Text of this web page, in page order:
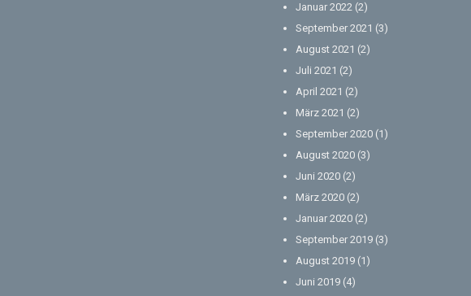
Januar 2022 (2)
September 2021 (3)
August 2021 (2)
Juli 2021 (2)
April 2021 (2)
März 2021 (2)
September 2020 (1)
August 2020 (3)
Juni 2020 (2)
März 2020 (2)
Januar 2020 (2)
September 2019 (3)
August 2019 (1)
Juni 2019 (4)